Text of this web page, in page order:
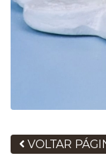
VOLTAR